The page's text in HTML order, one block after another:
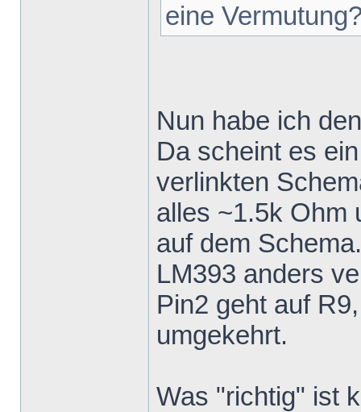
eine
Nun habe ich
Da scheint es
verlinkten
alles ~1.5k Ohm
auf dem
LM393 anders
Pin2 geht auf
umgekehrt.
Was "richtig" ist